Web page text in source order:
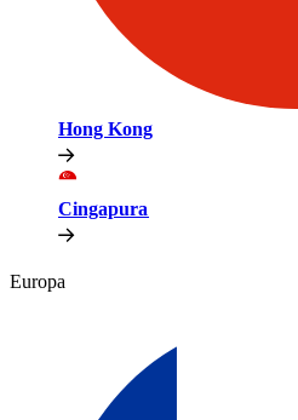
Hong Kong​​
Cingapura​​
Europa​​